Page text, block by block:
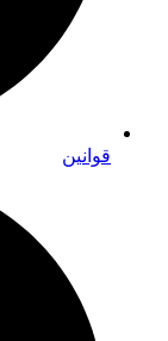
قوانین